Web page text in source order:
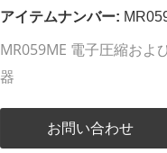
アイテムナンバー:
MR059ME 電子圧縮およ
器
お問い合わせ